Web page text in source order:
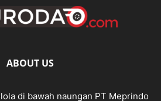
ABOUT US
di bawah naungan PT Meprindo